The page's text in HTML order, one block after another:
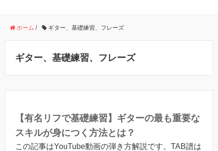
ホーム / ギター、基礎練習、フレーズ
ギター、基礎練習、フレーズ
【有名リフで基礎練習】ギターの最も重要な
スキルが身につく方法とは？
この記事はYouTube動画の弾き方解説です。TAB譜は